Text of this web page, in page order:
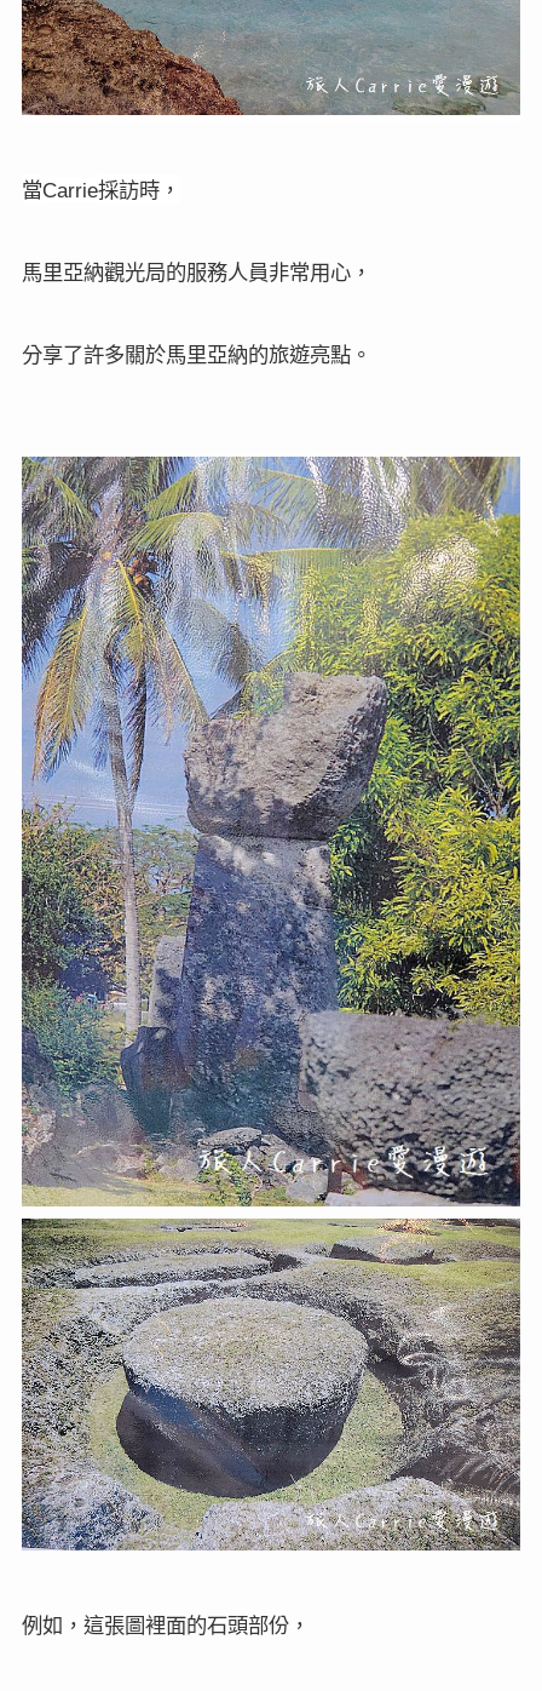
當Carrie採訪時，
馬里亞納觀光局的服務人員非常用心，
分享了許多關於馬里亞納的旅遊亮點。
例如，這張圖裡面的石頭部份，